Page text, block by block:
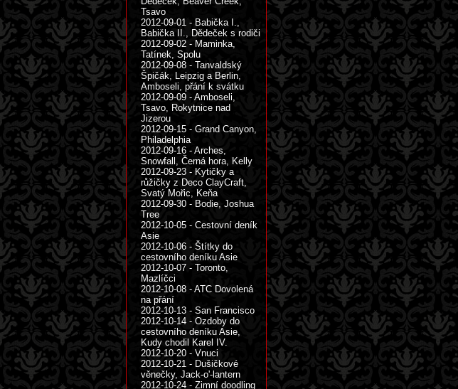
Tsavo
2012-09-01 - Babička I.,
Babička II., Dědeček s rodiči
2012-09-02 - Maminka,
Tatínek, Spolu
2012-09-08 - Tanvaldský
Špičák, Leipzig a Berlin,
Amboseli, přání k svátku
2012-09-09 - Amboseli,
Tsavo, Rokytnice nad
Jizerou
2012-09-15 - Grand Canyon,
Philadelphia
2012-09-16 - Arches,
Snowfall, Černá hora, Kelly
2012-09-23 - Kytičky a
růžičky z Deco ClayCraft,
Svatý Mořic, Keňa
2012-09-30 - Bodie, Joshua
Tree
2012-10-05 - Cestovní deník
Asie
2012-10-06 - Štítky do
cestovního deníku Asie
2012-10-07 - Toronto,
Mazlíčci
2012-10-08 - ATC Dovolená
na přání
2012-10-13 - San Francisco
2012-10-14 - Ozdoby do
cestovního deníku Asie,
Kudy chodil Karel IV.
2012-10-20 - Vnuci
2012-10-21 - Dušičkové
věnečky, Jack-o'-lantern
2012-10-24 - Zimní doodling